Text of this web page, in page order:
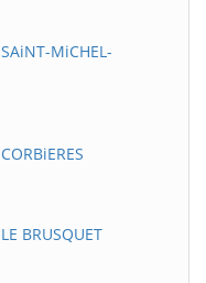
MiCHEL-
BRUSQUET